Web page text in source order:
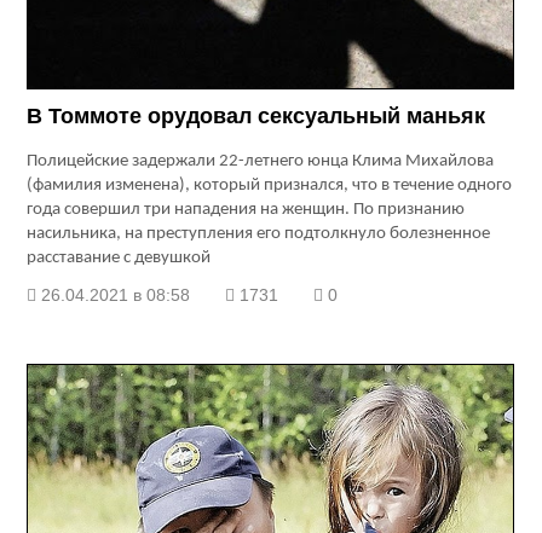
В Томмоте орудовал сексуальный маньяк
Полицейские задержали 22-летнего юнца Клима Михайлова
(фамилия изменена), который признался, что в течение одного
года совершил три нападения на женщин. По признанию
насильника, на преступления его подтолкнуло болезненное
расставание с девушкой
26.04.2021 в 08:58 1731 0